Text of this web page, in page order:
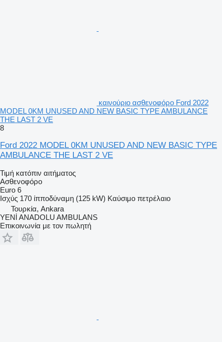
καινούριο ασθενοφόρο Ford 2022
MODEL 0KM UNUSED AND NEW BASIC TYPE AMBULANCE
THE LAST 2 VE
8
Ford 2022 MODEL 0KM UNUSED AND NEW BASIC TYPE
AMBULANCE THE LAST 2 VE
Τιμή κατόπιν αιτήματος
Ασθενοφόρο
Euro 6
Ισχύς 170 ίπποδύναμη (125 kW) Καύσιμο πετρέλαιο
Τουρκία, Ankara
YENİ ANADOLU AMBULANS
Επικοινωνία με τον πωλητή